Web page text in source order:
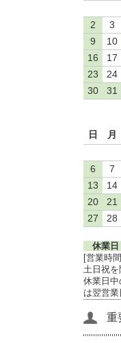
2
3
9
10
16
17
23
24
30
31
日 月
6
7
13
14
20
21
27
28
休業
[営業時
土日祝を
休業日
は翌営業
重